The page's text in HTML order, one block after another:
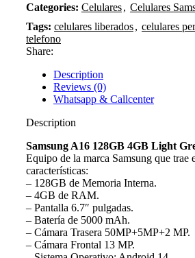
Categories: Celulares, Celulares
Tags: celulares liberados, celulares
telefono
Share:
Description
Reviews (0)
Whatsapp & Callcenter
Description
Samsung A16 128GB 4GB Light
Equipo de la marca Samsung que trae
características:
– 128GB de Memoria Interna.
– 4GB de RAM.
– Pantalla 6.7″ pulgadas.
– Batería de 5000 mAh.
– Cámara Trasera 50MP+5MP+2 MP.
– Cámara Frontal 13 MP.